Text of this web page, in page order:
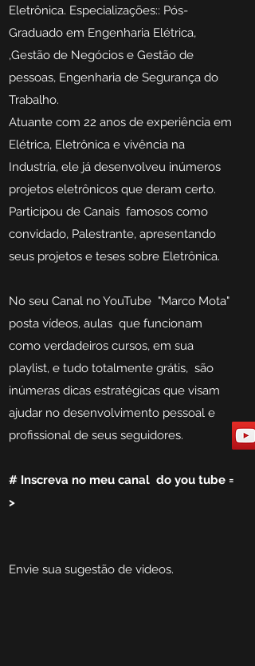
Eletrônica. Especializações:: Pós-
Graduado em Engenharia Elétrica,
,Gestão de Negócios e Gestão de
pessoas, Engenharia de Segurança do
Trabalho.
Atuante com 22 anos de experiência em
Elétrica, Eletrônica e vivência na
Industria, ele já desenvolveu inúmeros
projetos eletrônicos que deram certo.
Participou de Canais famosos como
convidado, Palestrante, apresentando
seus projetos e teses sobre Eletrônica.
No seu Canal no YouTube "Marco Mota"
posta vídeos, aulas que funcionam
como verdadeiros cursos, em sua
playlist, e tudo totalmente grátis, são
inúmeras dicas estratégicas que visam
ajudar no desenvolvimento pessoal e
profissional de seus seguidores.
# Inscreva no meu canal do you tube =
>
Envie sua sugestão de videos.